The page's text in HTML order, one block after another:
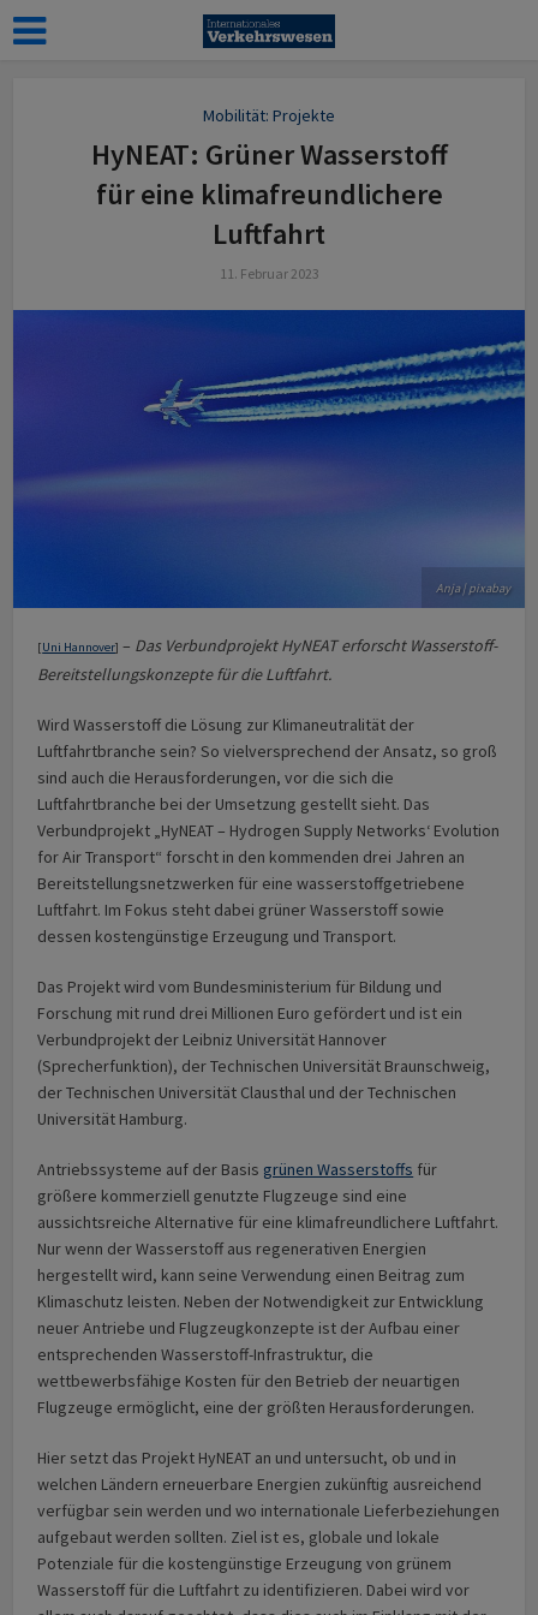
Mobilität: Projekte
HyNEAT: Grüner Wasserstoff
für eine klimafreundlichere
Luftfahrt
11. Februar 2023
Anja | pixabay
[Uni Hannover] – Das Verbundprojekt HyNEAT erforscht Wasserstoff-
Bereitstellungskonzepte für die Luftfahrt.
Wird Wasserstoff die Lösung zur Klimaneutralität der
Luftfahrtbranche sein? So vielversprechend der Ansatz, so groß
sind auch die Herausforderungen, vor die sich die
Luftfahrtbranche bei der Umsetzung gestellt sieht. Das
Verbundprojekt „HyNEAT – Hydrogen Supply Networks‘ Evolution
for Air Transport“ forscht in den kommenden drei Jahren an
Bereitstellungsnetzwerken für eine wasserstoffgetriebene
Luftfahrt. Im Fokus steht dabei grüner Wasserstoff sowie
dessen kostengünstige Erzeugung und Transport.
Das Projekt wird vom Bundesministerium für Bildung und
Forschung mit rund drei Millionen Euro gefördert und ist ein
Verbundprojekt der Leibniz Universität Hannover
(Sprecherfunktion), der Technischen Universität Braunschweig,
der Technischen Universität Clausthal und der Technischen
Universität Hamburg.
Antriebssysteme auf der Basis grünen Wasserstoffs für
größere kommerziell genutzte Flugzeuge sind eine
aussichtsreiche Alternative für eine klimafreundlichere Luftfahrt.
Nur wenn der Wasserstoff aus regenerativen Energien
hergestellt wird, kann seine Verwendung einen Beitrag zum
Klimaschutz leisten. Neben der Notwendigkeit zur Entwicklung
neuer Antriebe und Flugzeugkonzepte ist der Aufbau einer
entsprechenden Wasserstoff-Infrastruktur, die
wettbewerbsfähige Kosten für den Betrieb der neuartigen
Flugzeuge ermöglicht, eine der größten Herausforderungen.
Hier setzt das Projekt HyNEAT an und untersucht, ob und in
welchen Ländern erneuerbare Energien zukünftig ausreichend
verfügbar sein werden und wo internationale Liefer­beziehungen
aufgebaut werden sollten. Ziel ist es, globale und lokale
Potenziale für die kostengünstige Erzeugung von grünem
Wasserstoff für die Luftfahrt zu identifizieren. Dabei wird vor